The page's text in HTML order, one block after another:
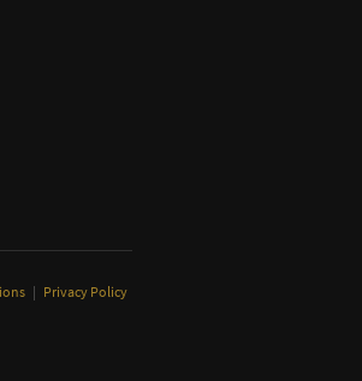
| Privacy Policy